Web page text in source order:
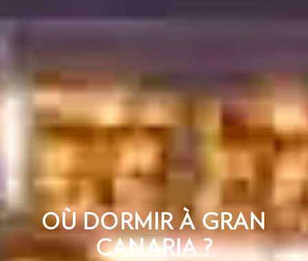
OÙ DORMIR À GRAN
CANARIA ?